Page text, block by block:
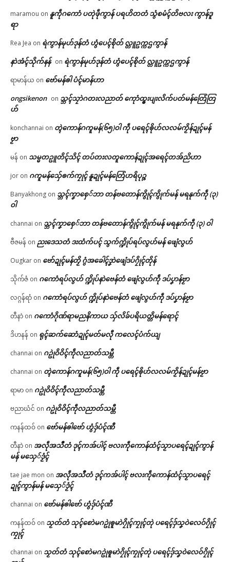
maramou on နူကဵုဂကောံ ပတုဲဖဵုကွာန် ပရဟိတတံ သွံစမံၚ်တိဗလး ကွာန်ဒူ
ရာ
Rea Jea on ရဲကွာန်မုဟ်ဒုန်တံ ဟွံပေၚ်စိုတ် လ္တူဥက္ကဌကွာန်
နာဲအံၚ်သိုက်နန် on ရဲကွာန်မုဟ်ဒုန်တံ ဟွံပေၚ်စိုတ် လ္တူဥက္ကဌကွာန်
ရာမာန်ယ on ဗော်မန်ၜါ ပံၚ်မာန်ဟာ
ongsikenon on သ္ဘၚ်သၠာဲဂတးလညာတ် ကေုာံထ္ၜးပျးလိက်ပတ်မန်တြေံတြ
ဟ်
konchannai on တ္ၚဲကောန်ဂကူမန်(၆၅)ဝါ ကဵု ပရေၚ်ၜိုဟ်လလမ်ကၟိန်ဍုၚ်မန်
ဗၟာ
မန် on သမ္မတဥူတိၚ်သိၚ် တပ်တးလတူကောန်ဍုၚ်အရေၚ်တအ်ညိဟာ
jor on ဂကူမန်​သှ်ေၜက်ကၠုၚ် နူဍုၚ်မန်တြေံဟရိပုဉ္ဇ
Banyakhong on သ္ဘၚ်ကၞာစှေ်ဘာ တန်ဗတောန်ကွိုၚ်ကွိုက်မန် မရနုက်ကဵု (၃)
ဝါ
channai on သ္ဘၚ်ကၞာစှေ်ဘာ တန်ဗတောန်ကွိုၚ်ကွိုက်မန် မရနုက်ကဵု (၃) ဝါ
ဗီဇမန် on ညးဒေသတံ ဒးထံက်ပၚ် သွက်က္ဍိုပ်ရပ်လွဟ်မန် ဖျေံလွဟ်
Ougkar on ဗော်ဍုၚ်မန်တၟိ ဂွံအခေါၚ်ဒၞာဲဖျေံဒပ်ဂၠိုၚ်တိုန်
သိုက်ဇံ on ဂကောံရပ်လွဟ် က္ဍိုပ်နာဲဗေန်တံ ဖျေံလွဟ်ကဵု ဒပ်ပၞာန်ဗၟာ
လဂ္ဂန်ရာံ on ဂကောံရပ်လွဟ် က္ဍိုပ်နာဲဗေန်တံ ဖျေံလွဟ်ကဵု ဒပ်ပၞာန်ဗၟာ
တီနာဲ on ဂကောံဂိုဏ်ရာမညနိကာယ သှ်လိခ်ပရိယတ္တိမန်ရောၚ်
ဒိဟနန် on ရုၚ်ဆက်ဆောံဍုၚ်မတ်မလီု ကလေၚ်ပံက်ယျ
channai on ဂဥုဲဝိဝိၚ်ကဵုလညာတ်သမ္တီ
channai on တ္ၚဲကောန်ဂကူမန်(၆၅)ဝါ ကဵု ပရေၚ်ၜိုဟ်လလမ်ကၟိန်ဍုၚ်မန်ဗၟာ
ရာမာ on ဂဥုဲဝိဝိၚ်ကဵုလညာတ်သမ္တီ
ဗညာဃံင် on ဂဥုဲဝိဝိၚ်ကဵုလညာတ်သမ္တီ
ကနန်ထဝ် on ဗော်မန်ၜါဗော် ဟွံဒှ်ပံၚ်ဏီ
တီနာဲ on အလဵုအသဳတံ ဒုၚ်ကအ်ပါၚ် ဗလးကဵုကောန်ထံၚ်သၟာပရေၚ်ဍုၚ်ကွာန်
မန် မသှေ်ဒၟံၚ်
tae jae mon on အလဵုအသဳတံ ဒုၚ်ကအ်ပါၚ် ဗလးကဵုကောန်ထံၚ်သၟာပရေၚ်
ဍုၚ်ကွာန်မန် မသှေ်ဒၟံၚ်
channai on ဗော်မန်ၜါဗော် ဟွံဒှ်ပံၚ်ဏီ
ကနန်ထဝ် on သၟတ်တံ သုၚ်စောဲမဂဥုဲၜူမာဲဂၠိုၚ်ကၠုၚ်တုဲ ပရေၚ်ဒှ်သၞဝဲလေဝ်ဂၠိုၚ်
ကၠုၚ်
channai on သၟတ်တံ သုၚ်စောဲမဂဥုဲၜူမာဲဂၠိုၚ်ကၠုၚ်တုဲ ပရေၚ်ဒှ်သၞဝဲလေဝ်ဂၠိုၚ်